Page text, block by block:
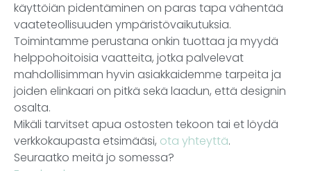
käyttöiän pidentäminen on paras tapa vähentää
vaateteollisuuden ympäristövaikutuksia.
Toimintamme perustana onkin tuottaa ja myydä
helppohoitoisia vaatteita, jotka palvelevat
mahdollisimman hyvin asiakkaidemme tarpeita ja
joiden elinkaari on pitkä sekä laadun, että designin
osalta.
Mikäli tarvitset apua ostosten tekoon tai et löydä
verkkokaupasta etsimääsi, ota yhteyttä.
Seuraatko meitä jo somessa?